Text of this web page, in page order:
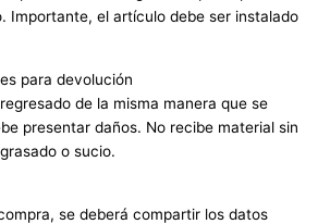
Importante, el artículo debe ser instalado
para devolución
de la misma manera que se
presentar daños. No recibe material sin
o sucio.
se deberá compartir los datos